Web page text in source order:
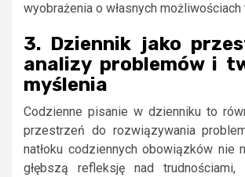
wyobrażenia o własnych
3. Dziennik jako
analizy problemów i
myślenia
Codzienne pisanie w dzienniku to
przestrzeń do rozwiązywania
natłoku codziennych obowiązków nie
głębszą refleksję nad